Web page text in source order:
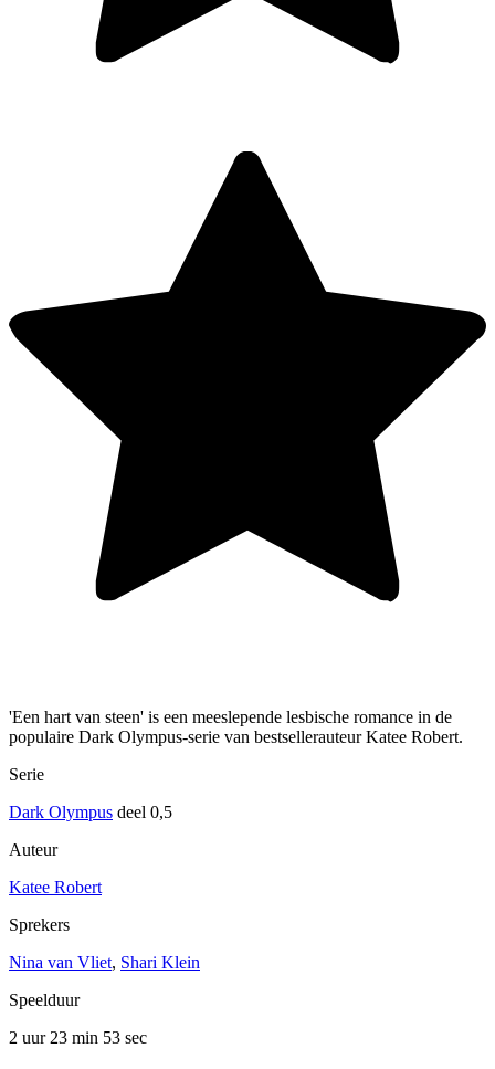
'Een hart van steen' is een meeslepende lesbische romance in de
populaire Dark Olympus-serie van bestsellerauteur Katee Robert.
Serie
Dark Olympus deel 0,5
Auteur
Katee Robert
Sprekers
Nina van Vliet, Shari Klein
Speelduur
2 uur 23 min 53 sec